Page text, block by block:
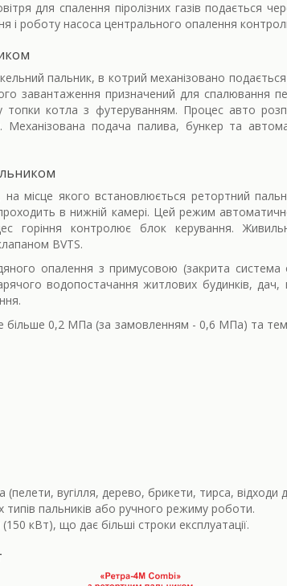
для спалення піролізних газів подається
і роботу насоса центрального опалення
пальник, в котрий механізовано
завантаження призначений для спалювання
топки котла з футеруванням. Процес авто
Механізована подача палива, бункер та
місце якого встановлюється ретортний
в нижній камері. Цей режим
горіння контролює блок керування.
BVTS.
опалення з примусовою (закрита
водопостачання житлових будинків,
більше 0,2 МПа (за замовленням - 0,6 МПа) та
вугілля, дерево, брикети, тирса, відходи
типів пальників або ручного режиму роботи.
кВт), що дає більші строки експлуатації.